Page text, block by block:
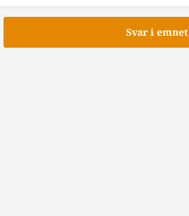
Svar i emnet